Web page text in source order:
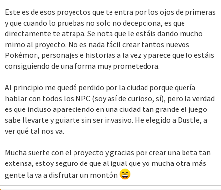
s
:
Este es de esos proyectos que te entra por los ojos de primeras
y que cuando lo pruebas no solo no decepciona, es que
directamente te atrapa. Se nota que le estáis dando mucho
mimo al proyecto. No es nada fácil crear tantos nuevos
Pokémon, personajes e historias a la vez y parece que lo estáis
consiguiendo de una forma muy prometedora.
Al principio me quedé perdido por la ciudad porque quería
hablar con todos los NPC (soy así de curioso, sí), pero la verdad
es que incluso apareciendo en una ciudad tan grande el juego
sabe llevarte y guiarte sin ser invasivo. He elegido a Dustle, a
ver qué tal nos va.
Mucha suerte con el proyecto y gracias por crear una beta tan
extensa, estoy seguro de que al igual que yo mucha otra más
gente la va a disfrutar un montón